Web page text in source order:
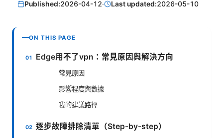
Published:2026-04-12· Last updated:2026-05-10
ON THIS PAGE
Edge用不了vpn：常見原因與解決方向
常見原因
影響程度與數據
我的建議路徑
逐步故障排除清單（Step-by-step）